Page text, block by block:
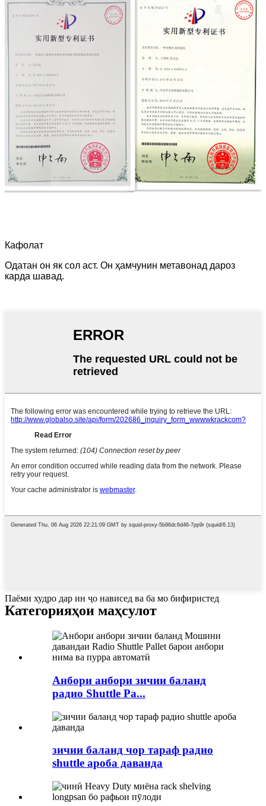
Кафолат
Одатан он як сол аст. Он ҳамчунин метавонад дароз
карда шавад.
Паёми худро дар ин ҷо нависед ва ба мо бифиристед
Категорияҳои маҳсулот
Анбори анбори зичии баланд
радио Shuttle Pa...
зичии баланд чор тараф радио
shuttle ароба даванда